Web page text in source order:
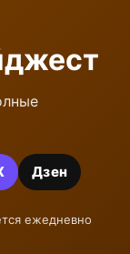
Дзен
ежедневно